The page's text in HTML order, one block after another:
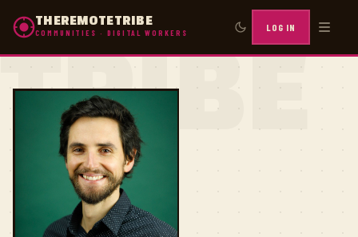
THEREMOTETRIBE
COMMUNITIES · DIGITAL WORKERS LOG IN
TRIBE